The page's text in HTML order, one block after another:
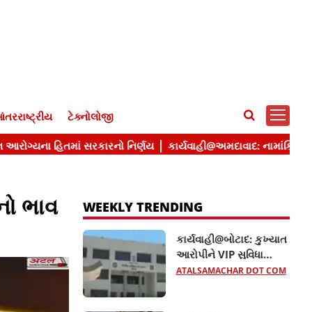
ટેક્નોલોજી
ભાવ WEEKLY TRENDING
કાર્યવાહી@બોટાદ: કુખ્યાત
આરોપીને VIP સુવિધા
આપતા બે કોન્સ્ટેબલ
ATALSAMACHAR DOT COM